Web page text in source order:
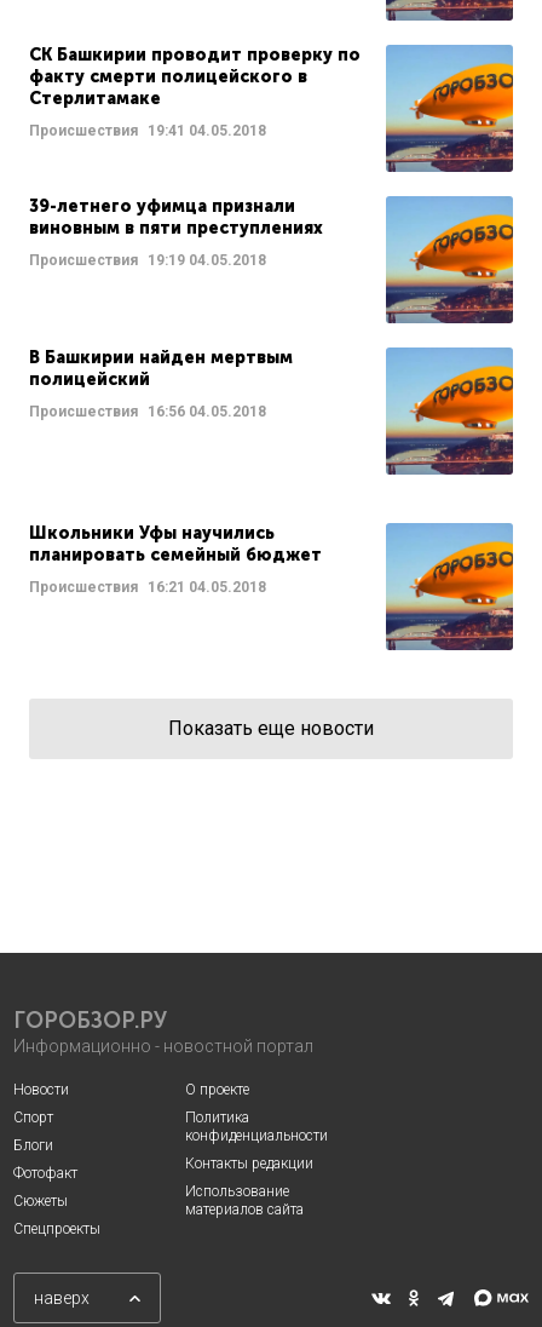
СК Башкирии проводит проверку по
факту смерти полицейского в
Стерлитамаке
Происшествия 19:41 04.05.2018
39-летнего уфимца признали
виновным в пяти преступлениях
Происшествия 19:19 04.05.2018
В Башкирии найден мертвым
полицейский
Происшествия 16:56 04.05.2018
Школьники Уфы научились
планировать семейный бюджет
Происшествия 16:21 04.05.2018
Показать еще новости
ГОРОБЗОР.РУ
Информационно - новостной портал
Новости
Спорт
Блоги
Фотофакт
Сюжеты
Спецпроекты
О проекте
Политика
конфиденциальности
Контакты редакции
Использование
материалов сайта
наверх